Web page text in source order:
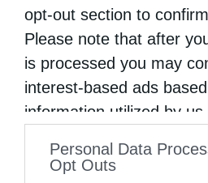
opt-out section to
Please note that after
is processed you may
interest-based ads
information utilized by
to your opt-out. You
Personal Data
Opt Outs